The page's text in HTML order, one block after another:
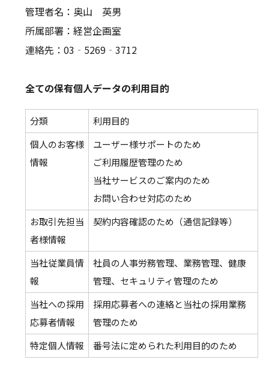
管理者名：奥山 英男
所属部署：経営企画室
連絡先：03‐5269‐3712
全ての保有個人データの利用目的
分類
利用目的
個人のお客様
情報
ユーザー様サポートのため
ご利用履歴管理のため
当社サービスのご案内のため
お問い合わせ対応のため
お取引先担当
者様情報
契約内容確認のため（通信記録等）
当社従業員情
報
社員の人事労務管理、業務管理、健康
管理、セキュリティ管理のため
当社への採用
応募者情報
採用応募者への連絡と当社の採用業務
管理のため
特定個人情報
番号法に定められた利用目的のため